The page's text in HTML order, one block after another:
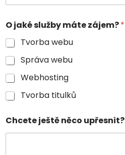
O jaké služby máte zájem?*
Tvorba webu
Správa webu
Webhosting
Tvorba titulků
Chcete ještě něco upřesnit?